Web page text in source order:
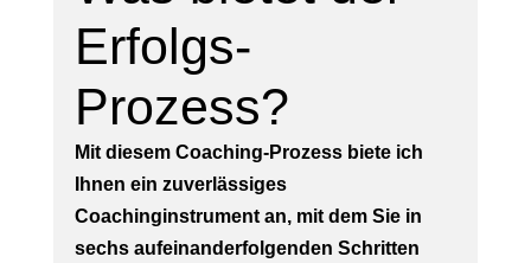
Erfolgs-
Prozess?
Mit diesem Coaching-Prozess biete ich
Ihnen ein zuverlässiges
Coachinginstrument an, mit dem Sie in
sechs aufeinanderfolgenden Schritten